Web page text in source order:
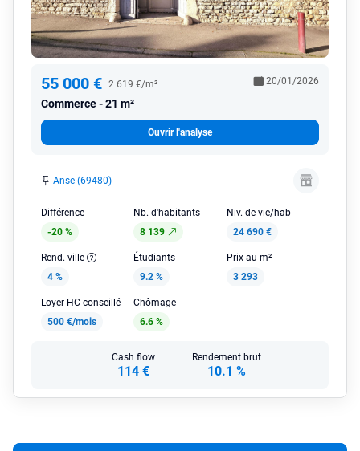
55 000 € 2 619 €/m²
Commerce 21 m²
20/01/2026
Ouvrir l'analyse
Anse (69480)
Différence
-20 %
Nb. d'habitants
8 139
Niv. de vie/hab
24 690 €
Rend. ville
4 %
Étudiants
9.2 %
Prix au m²
3 293
Loyer HC conseillé
500 €/mois
Chômage
6.6 %
Cash flow
114 €
Rendement brut
10.1 %